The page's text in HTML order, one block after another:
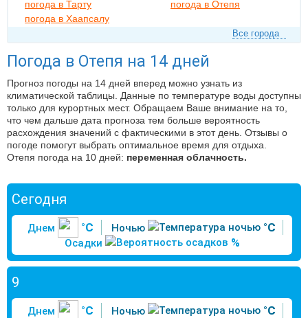
погода в Тарту
погода в Отепя
погода в Хаапсалу
Все города
Погода в Отепя на 14 дней
Прогноз погоды на 14 дней вперед можно узнать из
климатической таблицы. Данные по температуре воды доступны
только для курортных мест. Обращаем Ваше внимание на то,
что чем дальше дата прогноза тем больше вероятность
расхождения значений с фактическими в этот день. Отзывы о
погоде помогут выбрать оптимальное время для отдыха.
Отепя погода на 10 дней: переменная облачность.
Сегодня
Днем °C Ночью °C
Осадки %
9
Днем °C Ночью °C